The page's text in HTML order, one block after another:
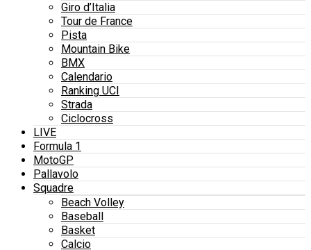
Giro d’Italia
Tour de France
Pista
Mountain Bike
BMX
Calendario
Ranking UCI
Strada
Ciclocross
LIVE
Formula 1
MotoGP
Pallavolo
Squadre
Beach Volley
Baseball
Basket
Calcio